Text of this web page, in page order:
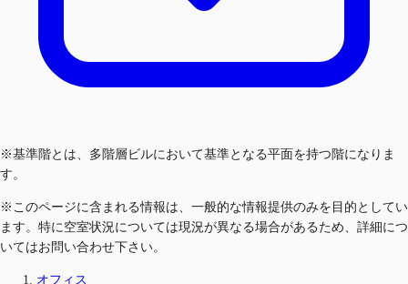
※基準階とは、多階層ビルにおいて基準となる平面を持つ階になりま
す。
※このページに含まれる情報は、一般的な情報提供のみを目的としてい
ます。特に空室状況については現況が異なる場合があるため、詳細につ
いてはお問い合わせ下さい。
オフィス